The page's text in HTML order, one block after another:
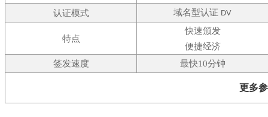
认证模式 域名型认证 DV
特点
快速颁发
便捷经济
签发速度
最快10分钟
更多